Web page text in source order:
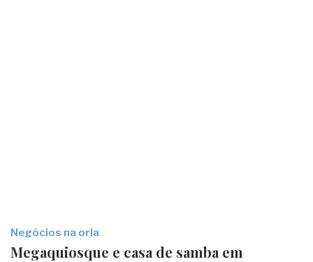
Negócios na orla
Megaquiosque e casa de samba em